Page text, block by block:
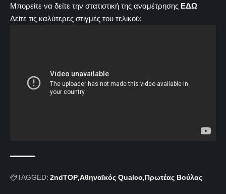
Μπορείτε να δείτε την στατιστική της αναμέτρησης ΕΔΩ
Δείτε τις καλύτερες στιγμές του τελικού:
TAGGED: 2ndTOP Αθηναϊκός Qualco Πρωτέας Βούλας